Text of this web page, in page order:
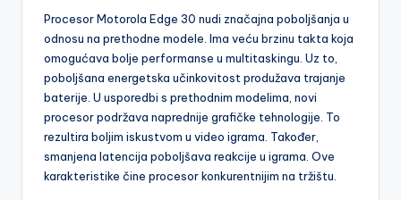
Procesor Motorola Edge 30 nudi značajna poboljšanja u
odnosu na prethodne modele. Ima veću brzinu takta koja
omogućava bolje performanse u multitaskingu. Uz to,
poboljšana energetska učinkovitost produžava trajanje
baterije. U usporedbi s prethodnim modelima, novi
procesor podržava naprednije grafičke tehnologije. To
rezultira boljim iskustvom u video igrama. Također,
smanjena latencija poboljšava reakcije u igrama. Ove
karakteristike čine procesor konkurentnijim na tržištu.